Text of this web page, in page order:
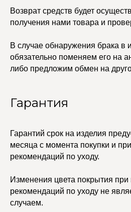
Возврат средств будет
получения нами товара и
В случае обнаружения брака в
обязательно поменяем его на
либо предложим обмен на
Гарантия
Гарантий срок на изделия
месяца с момента покупки и
рекомендаций по уходу.
Изменения цвета покрытия
рекомендаций по уходу не
случаем.
Возврат и
© 2021-2025 Edalinjewelry. Все права защищены.
Чокеры
Упаковка
Сертификаты
Не бриллианты, потому
что по любви